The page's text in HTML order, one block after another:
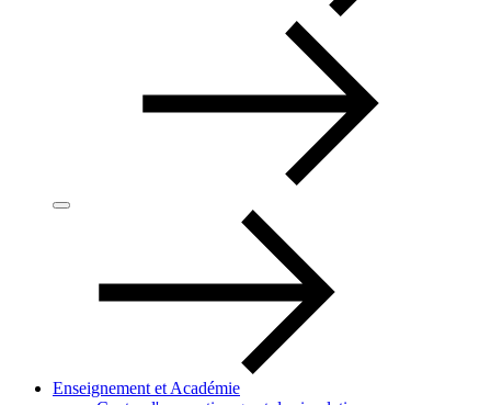
Enseignement et Académie